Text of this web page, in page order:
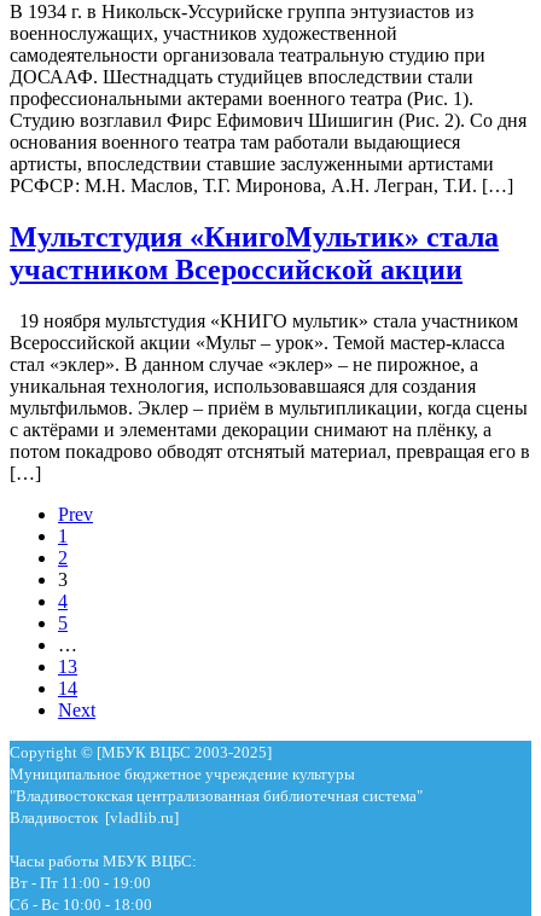
В 1934 г. в Никольск-Уссурийске группа энтузиастов из
военнослужащих, участников художественной
самодеятельности организовала театральную студию при
ДОСААФ. Шестнадцать студийцев впоследствии стали
профессиональными актерами военного театра (Рис. 1).
Студию возглавил Фирс Ефимович Шишигин (Рис. 2). Со дня
основания военного театра там работали выдающиеся
артисты, впоследствии ставшие заслуженными артистами
РСФСР: М.Н. Маслов, Т.Г. Миронова, А.Н. Легран, Т.И. […]
Мультстудия «КнигоМультик» стала
участником Всероссийской акции
19 ноября мультстудия «КНИГО мультик» стала участником
Всероссийской акции «Мульт – урок». Темой мастер-класса
стал «эклер». В данном случае «эклер» – не пирожное, а
уникальная технология, использовавшаяся для создания
мультфильмов. Эклер – приём в мультипликации, когда сцены
с актёрами и элементами декорации снимают на плёнку, а
потом покадрово обводят отснятый материал, превращая его в
[…]
Prev
1
2
3
4
5
…
13
14
Next
Copyright © [МБУК ВЦБС 2003-2025]
Муниципальное бюджетное учреждение культуры
"Владивостокская централизованная библиотечная система"
Владивосток [vladlib.ru]
Часы работы МБУК ВЦБС:
Вт - Пт 11:00 - 19:00
Сб - Вс 10:00 - 18:00